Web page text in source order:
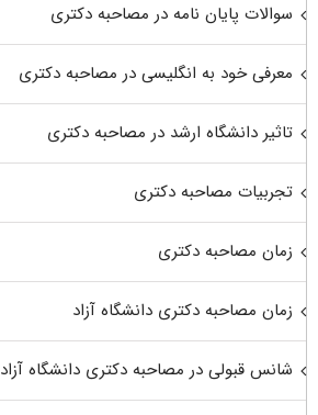
سوالات پایان نامه در مصاحبه دکتری
معرفی خود به انگلیسی در مصاحبه دکتری
تاثیر دانشگاه ارشد در مصاحبه دکتری
تجربیات مصاحبه دکتری
زمان مصاحبه دکتری
زمان مصاحبه دکتری دانشگاه آزاد
شانس قبولی در مصاحبه دکتری دانشگاه آزاد